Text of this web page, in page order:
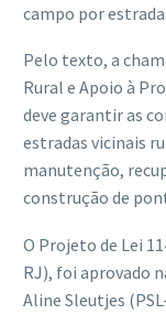
campo por
Pelo texto, a
Rural e Apoio à
deve garantir as
estradas vicinais
manutenção,
construção de
O Projeto de Lei
RJ), foi aprovado
Aline Sleutjes